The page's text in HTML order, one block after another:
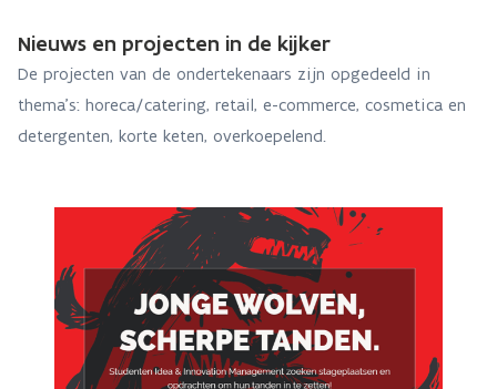
Nieuws en projecten in de kijker
De projecten van de ondertekenaars zijn opgedeeld in
thema’s: horeca/catering, retail, e-commerce, cosmetica en
detergenten, korte keten, overkoepelend.